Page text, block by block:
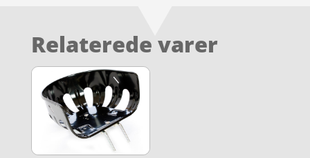
Relaterede varer